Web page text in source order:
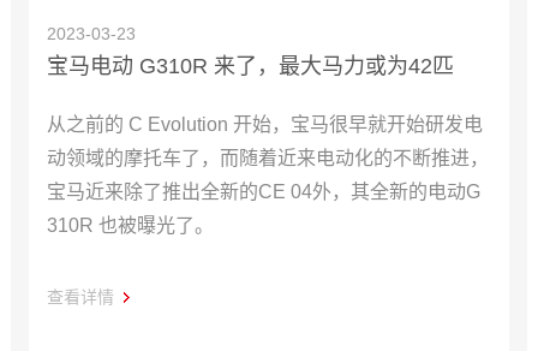
2023-03-23
宝马电动 G310R 来了，最大马力或为42匹
从之前的 C Evolution 开始，宝马很早就开始研发电
动领域的摩托车了，而随着近来电动化的不断推进，
宝马近来除了推出全新的CE 04外，其全新的电动G
310R 也被曝光了。
查看详情